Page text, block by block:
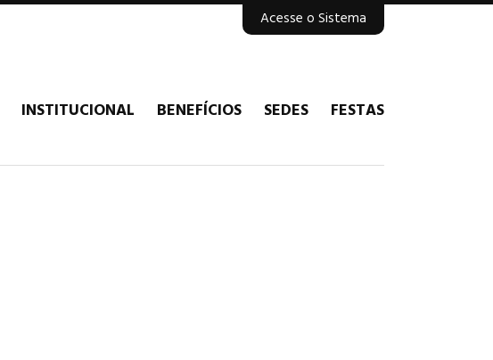
INSTITUCIONAL BENEFÍCIOS SEDES FESTAS
Acesse o Sistema